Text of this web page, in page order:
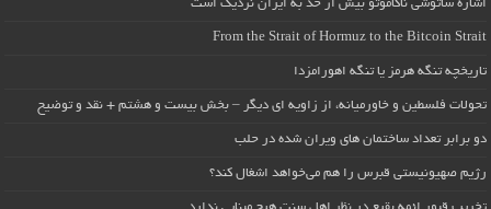
اشاره ساتوشی ناکاموتو بیش از حد به ایران نزدیک است
From the Strait of Hormuz to the Bitcoin Strait
تاریخچه تنگه هرمز یا تنگه اهورامزدا
تحولات فلسطین و خاورمیانه، از زاویه ای دیگر – بخش بیست و هشتم + نقد و توضیح
دو برابر تعداد ساختمان های ویران شده در حلب
رژیم صهیونیستی قبرس را هم می‌خواهد اشغال کند؟